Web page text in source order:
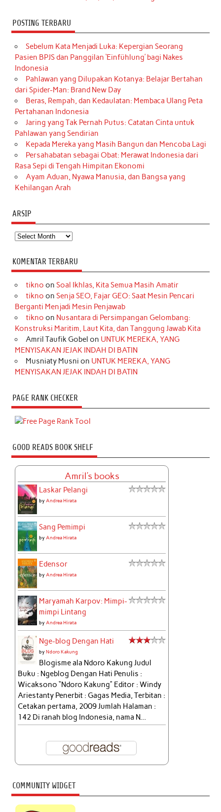
POSTING TERBARU
Sebelum Kata Menjadi Luka: Kepergian Seorang
Pasien BPJS dan Panggilan ‘Einfühlung’ bagi Nakes
Indonesia
Pahlawan yang Dilupakan Kotanya: Belajar Bertahan
dari Spider-Man: Brand New Day
Beras, Rempah, dan Kedaulatan: Membaca Ulang Peta
Pertahanan Indonesia
Jaring yang Tak Pernah Putus: Catatan Cinta untuk
Pahlawan yang Sendirian
Kepada Mereka yang Masih Bangun dan Mencoba Lagi
Persahabatan sebagai Obat: Merawat Indonesia dari
Rasa Sepi di Tengah Himpitan Ekonomi
Ayam Aduan, Nyawa Manusia, dan Bangsa yang
Kehilangan Arah
ARSIP
Arsip
KOMENTAR TERBARU
tikno on Soal Ikhlas, Kita Semua Masih Amatir
tikno on Senja SEO, Fajar GEO: Saat Mesin Pencari
Berganti Menjadi Mesin Penjawab
tikno on Nusantara di Persimpangan Gelombang:
Konstruksi Maritim, Laut Kita, dan Tanggung Jawab Kita
Amril Taufik Gobel on UNTUK MEREKA, YANG
MENYISAKAN JEJAK INDAH DI BATIN
Musniaty Musni on UNTUK MEREKA, YANG
MENYISAKAN JEJAK INDAH DI BATIN
PAGE RANK CHECKER
GOOD READS BOOK SHELF
Amril's books
Laskar Pelangi
byAndrea Hirata
Sang Pemimpi
byAndrea Hirata
Edensor
byAndrea Hirata
Maryamah Karpov: Mimpi-
mimpi Lintang
byAndrea Hirata
Nge-blog Dengan Hati
byNdoro Kakung
Blogisme ala Ndoro Kakung Judul
Buku : Ngeblog Dengan Hati Penulis :
Wicaksono “Ndoro Kakung” Editor : Windy
Ariestanty Penerbit : Gagas Media, Terbitan :
Cetakan pertama, 2009 Jumlah Halaman :
142 Di ranah blog Indonesia, nama N...
COMMUNITY WIDGET